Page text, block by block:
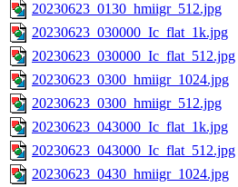
20230623_0130_hmiigr_512.jpg
20230623_030000_Ic_flat_1k.jpg
20230623_030000_Ic_flat_512.jpg
20230623_0300_hmiigr_1024.jpg
20230623_0300_hmiigr_512.jpg
20230623_043000_Ic_flat_1k.jpg
20230623_043000_Ic_flat_512.jpg
20230623_0430_hmiigr_1024.jpg